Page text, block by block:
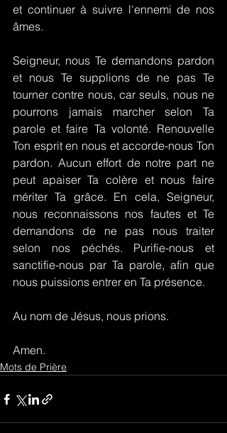
et continuer à suivre l'ennemi de nos
âmes.
Seigneur, nous Te demandons pardon
et nous Te supplions de ne pas Te
tourner contre nous, car seuls, nous ne
pourrons jamais marcher selon Ta
parole et faire Ta volonté. Renouvelle
Ton esprit en nous et accorde-nous Ton
pardon. Aucun effort de notre part ne
peut apaiser Ta colère et nous faire
mériter Ta grâce. En cela, Seigneur,
nous reconnaissons nos fautes et Te
demandons de ne pas nous traiter
selon nos péchés. Purifie-nous et
sanctifie-nous par Ta parole, afin que
nous puissions entrer en Ta présence.
Au nom de Jésus, nous prions.
Amen.
Mots de Prière